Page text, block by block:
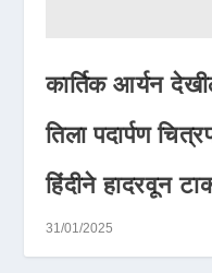
कार्तिक आर्यन
तिला पदार्पण
हिंदीने हादरवून
31/01/2025